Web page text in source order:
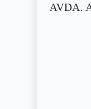
AVDA.